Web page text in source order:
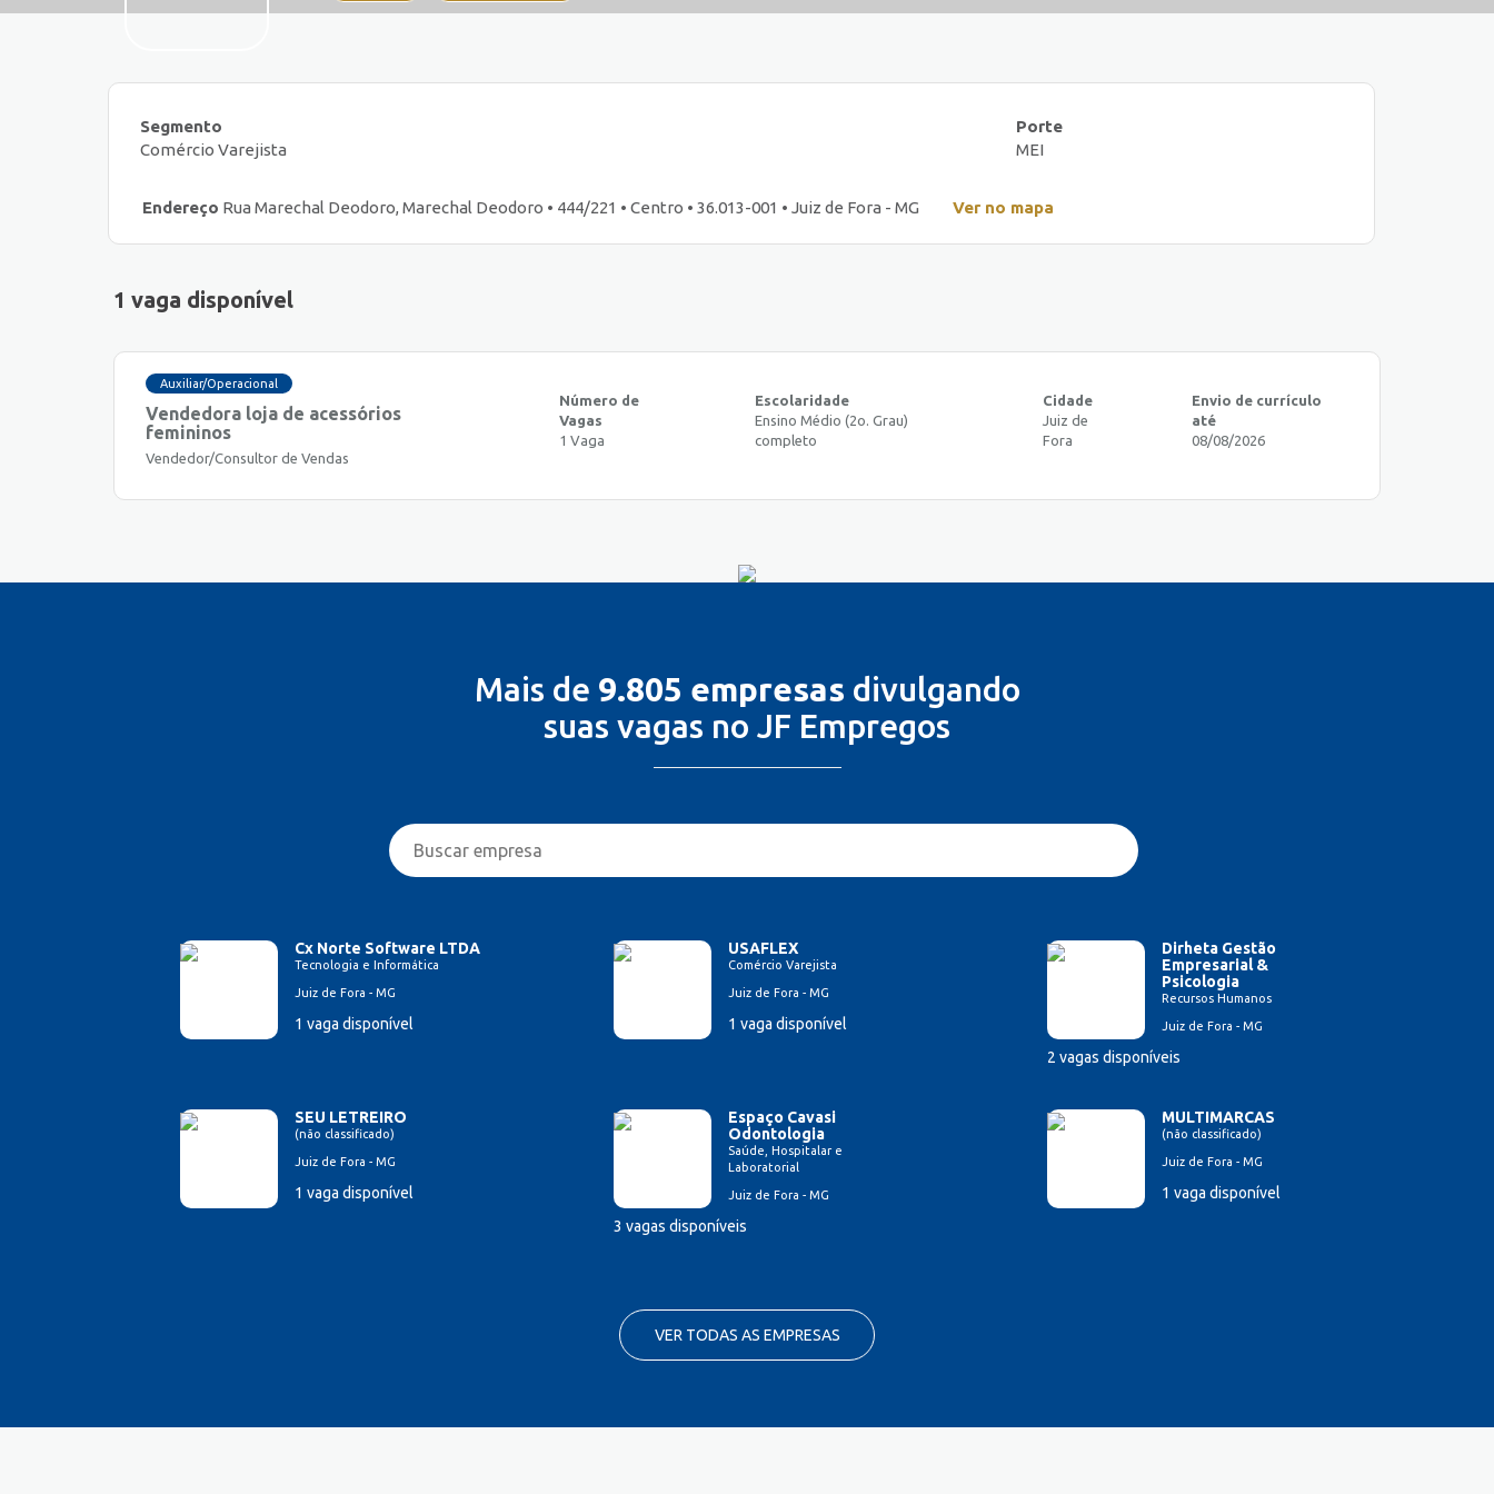
Segmento
Comércio Varejista
Porte
MEI
Endereço Rua Marechal Deodoro, Marechal Deodoro • 444/221 • Centro • 36.013-001 • Juiz de Fora - MG Ver no mapa
1 vaga disponível
Auxiliar/Operacional
Vendedora loja de acessórios
femininos
Vendedor/Consultor de Vendas
Número de
Vagas
1 Vaga
Escolaridade
Ensino Médio (2o. Grau)
completo
Cidade
Juiz de
Fora
Envio de currículo
até
08/08/2026
Mais de 9.805 empresas divulgando
suas vagas no JF Empregos
Cx Norte Software LTDA
Tecnologia e Informática
Juiz de Fora - MG
1 vaga disponível
USAFLEX
Comércio Varejista
Juiz de Fora - MG
1 vaga disponível
Dirheta Gestão
Empresarial &
Psicologia
Recursos Humanos
Juiz de Fora - MG
2 vagas disponíveis
SEU LETREIRO
(não classificado)
Juiz de Fora - MG
1 vaga disponível
Espaço Cavasi
Odontologia
Saúde, Hospitalar e
Laboratorial
Juiz de Fora - MG
3 vagas disponíveis
MULTIMARCAS
(não classificado)
Juiz de Fora - MG
1 vaga disponível
VER TODAS AS EMPRESAS